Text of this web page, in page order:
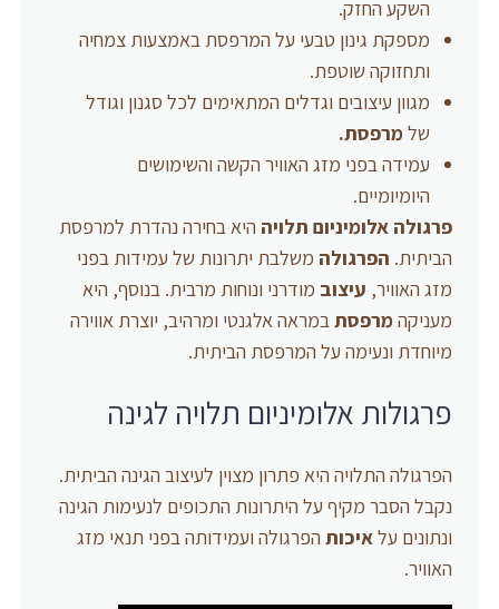
השקע החזק.
מספקת גינון טבעי על המרפסת באמצעות צמחיה
ותחזוקה שוטפת.
מגוון עיצובים וגדלים המתאימים לכל סגנון וגודל
שלמרפסת.
עמידה בפני מזג האוויר הקשה והשימושים
היומיומיים.
פרגולה אלומיניום תלויה היא בחירה נהדרת למרפסת
הביתית. הפרגולה משלבת יתרונות של עמידות בפני
מזג האוויר, עיצוב מודרני ונוחות מרבית. בנוסף, היא
מעניקהמרפסתבמראה אלגנטי ומרהיב, יוצרת אווירה
מיוחדת ונעימה על המרפסת הביתית.
פרגולות אלומיניום תלויה לגינה
הפרגולה התלויה היא פתרון מצוין לעיצוב הגינה הביתית.
נקבל הסבר מקיף על היתרונות התכופים לנעימות הגינה
ונתונים עלאיכותהפרגולה ועמידותה בפני תנאי מזג
האוויר.